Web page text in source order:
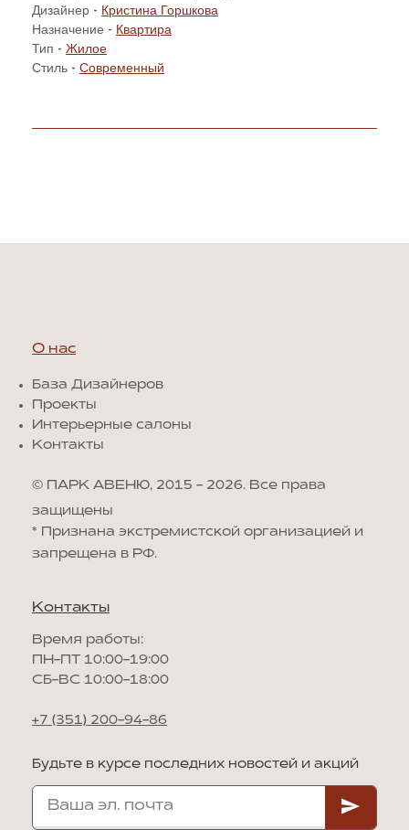
Дизайнер - Кристина Горшкова
Назначение - Квартира
Тип - Жилое
Стиль - Современный
О нас
База Дизайнеров
Проекты
Интерьерные салоны
Контакты
© ПАРК АВЕНЮ, 2015 - 2026. Все права
защищены
* Признана экстремистской организацией и
запрещена в РФ.
Контакты
Время работы:
ПН-ПТ 10:00-19:00
СБ-ВС 10:00-18:00
+7 (351) 200-94-86
Будьте в курсе последних новостей и акций